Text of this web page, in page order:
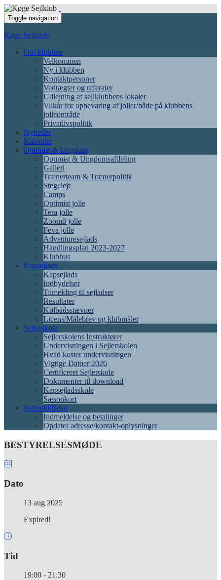
Toggle navigation
Køge Sejlklub
Om klubben
Velkommen
Ny i klubben
Kontaktpersoner
Vedtægter og referater
Udlejning af sejlklubbens lokaler
Vilkår for opbevaring af joller/både på klubbens
jolleområde
Privatlivspolitik
Nyheder
Kalender
Optimist & Ungdom
Optimist & Ungdomsafdeling
Galleri
Trænerteam & Trænerpolitik
Stegelejr
Camps
Optimist jolle
Tera jolle
Zoom8 jolle
Feva jolle
Adventuresejlads
Handlingsplan 2023-2027
Klubhus
Kapsejlads
Kapsejlads
Indbydelser
Tilmelding til sejladser
Resultater
Kølbådsstævner
Licens/Målebrev og klubmåler
Sejlerskole
Sejlerskolens Instruktører
Undervisningen i Sejlerskolen
Hvad koster undervisningen
Vigtige Datoer 2026
Certificeret Sejlerskole
Dokumenter til download
Kapsejladsskole
Sæsonkort
Indmeld/Betal
Indmeldelse og betalinger
Opdater adresse/kontakt-oplysninger
BESTYRELSESMØDE
Dato
13 aug 2025
Expired!
Tid
19:00 - 21:30